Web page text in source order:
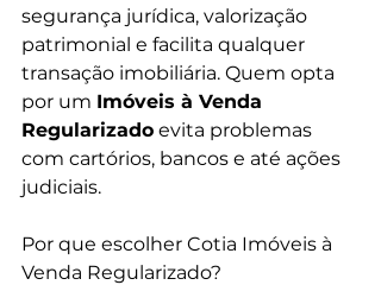
segurança jurídica, valorização
patrimonial e facilita qualquer
transação imobiliária. Quem opta
por um Imóveis à Venda
Regularizado evita problemas
com cartórios, bancos e até ações
judiciais.
Por que escolher Cotia Imóveis à
Venda Regularizado?